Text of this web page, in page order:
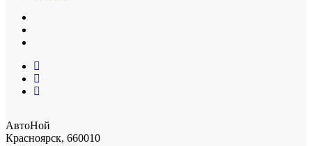
АвтоНой
Красноярск, 660010